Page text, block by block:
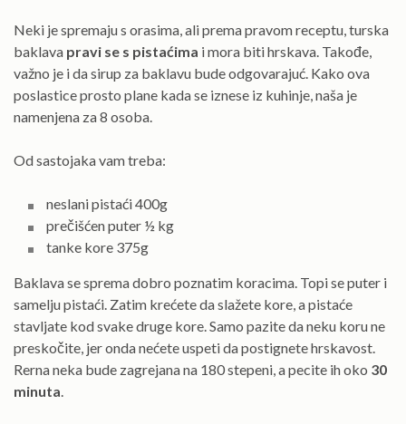
Neki je spremaju s orasima, ali prema pravom receptu, turska
baklava pravi se s pistaćima i mora biti hrskava. Takođe,
važno je i da sirup za baklavu bude odgovarajuć. Kako ova
poslastice prosto plane kada se iznese iz kuhinje, naša je
namenjena za 8 osoba.
Od sastojaka vam treba:
neslani pistaći 400g
prečišćen puter ½ kg
tanke kore 375g
Baklava se sprema dobro poznatim koracima. Topi se puter i
samelju pistaći. Zatim krećete da slažete kore, a pistaće
stavljate kod svake druge kore. Samo pazite da neku koru ne
preskočite, jer onda nećete uspeti da postignete hrskavost.
Rerna neka bude zagrejana na 180 stepeni, a pecite ih oko 30
minuta.